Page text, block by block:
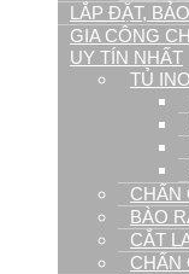
LẮP ĐẶT,
GIA CÔNG
UY TÍN NHẤT
TỦ
CHẤN
BÀO
CẮT
CHẤN